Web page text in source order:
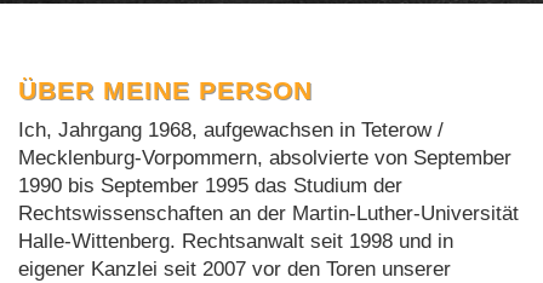
ÜBER MEINE PERSON
Ich, Jahrgang 1968, aufgewachsen in Teterow /
Mecklenburg-Vorpommern, absolvierte von September
1990 bis September 1995 das Studium der
Rechtswissenschaften an der Martin-Luther-Universität
Halle-Wittenberg. Rechtsanwalt seit 1998 und in
eigener Kanzlei seit 2007 vor den Toren unserer